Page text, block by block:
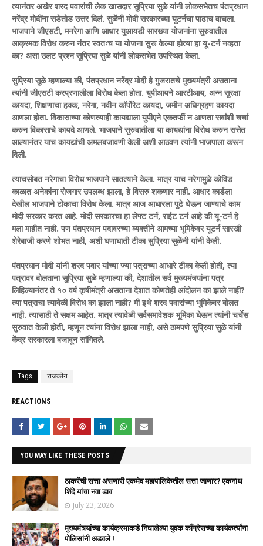
त्यानंतर अखेर शरद पवारांची लेक खासदार सुप्रिया सुळे यांनी लोकसभेतच पंतप्रधान
नरेंद्र मोदींना सडेतोड उत्तर दिलं. सुळेंनी मोदी सरकारच्या यूटर्नचा पाढाच वाचला.
भाजपाने जीएसटी, मनरेगा आणि आधार युआयडी सारख्या योजनांना सुरुवातील
आक्रमक विरोध करुन नंतर स्वतःच या योजना सुरू केल्या होत्या हा यू-टर्न नव्हता
का? असा उलट प्रश्न सुप्रिया सुळे यांनी लोकसभेत उपस्थित केला.
सुप्रिया सुळे म्हणाल्या की, पंतप्रधान नरेंद्र मोदी हे गुजरातचे मुख्यमंत्री असताना
त्यांनी जीएसटी करप्रणालीला विरोध केला होता. युपीआयने आरटीआय, अन्न सुरक्षा
कायदा, शिक्षणाचा हक्क, नरेगा, नवीन कॉर्पोरेट कायदा, जमीन अधिग्रहण कायदा
आणला होता. विकासाच्या कोणत्याही कायद्याला युपीएने एकतर्फी न आणता सर्वांशी चर्चा
करुन विकासाचे कायदे आणले. भाजपाने सुरुवातीला या कायद्यांना विरोध करुन सत्तेत
आल्यानंतर याच कायद्यांची अमलबजावणी केली अशी आठवण त्यांनी भाजपाला करून
दिली.
त्याचसोबत नरेगाचा विरोध भाजपाने सातत्याने केला. मात्र याच नरेगामुळे कोविड
काळात अनेकांना रोजगार उपलब्ध झाला, हे विसरु शकणार नाही. आधार कार्डला
देखील भाजपाने टोकाचा विरोध केला. मात्र आज आधारला पुढे घेऊन जाण्याचे काम
मोदी सरकार करत आहे. मोदी सरकारचा हा लेफ्ट टर्न, राईट टर्न आहे की यू-टर्न हे
मला माहीत नाही. पण पंतप्रधान पदावरच्या व्यक्तीने आमच्या भूमिकेवर यूटर्न सारखी
शेरेबाजी करणे शोभत नाही, अशी घणाघाती टीका सुप्रिया सुळेंनी यांनी केली.
पंतप्रधान मोदी यांनी शरद पवार यांच्या ज्या पत्राच्या आधारे टीका केली होती, त्या
पत्रावर बोलताना सुप्रिया सुळे म्हणाल्या की, देशातील सर्व मुख्यमंत्र्यांना पत्र
लिहिल्यानंतर ते १० वर्ष कृषीमंत्री असताना देशात कोणतेही आंदोलन का झाले नाही?
त्या पत्राचा त्यावेळी विरोध का झाला नाही? मी इथे शरद पवारांच्या भूमिकेवर बोलत
नाही. त्यासाठी ते सक्षम आहेत. मात्र त्यावेळी सर्वसमावेशक भूमिका घेऊन त्यांनी चर्चेस
सुरुवात केली होती, म्हणून त्यांना विरोध झाला नाही, असे ठामपणे सुप्रिया सुळे यांनी
केंद्र सरकारला बजावून सांगितले.
Tags राजकीय
REACTIONS
YOU MAY LIKE THESE POSTS
ठाकरेंची सत्ता असणारी एकमेव महापालिकेतील सत्ता जाणार? एकनाथ
शिंदे यांचा नवा डाव
July 23, 2026
मुख्यमंत्र्यांच्या कार्यक्रमाकडे निघालेल्या युवक काँग्रेसच्या कार्यकर्त्यांना
पोलिसांनी अडवले !